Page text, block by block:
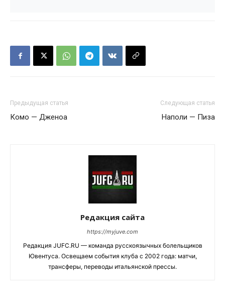
Предыдущая статья
Комо — Дженоа
Следующая статья
Наполи — Пиза
Редакция сайта
https://myjuve.com
Редакция JUFC.RU — команда русскоязычных болельщиков
Ювентуса. Освещаем события клуба с 2002 года: матчи,
трансферы, переводы итальянской прессы.